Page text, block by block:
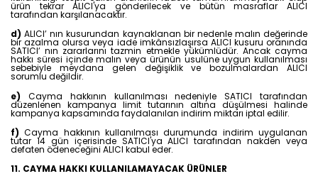
ürün tekrar ALICI'ya gönderilecek ve bütün masraflar ALICI
tarafından karşılanacaktır.
d) ALICI’ nın kusurundan kaynaklanan bir nedenle malın değerinde
bir azalma olursa veya iade imkânsızlaşırsa ALICI kusuru oranında
SATICI’ nın zararlarını tazmin etmekle yükümlüdür. Ancak cayma
hakkı süresi içinde malın veya ürünün usulüne uygun kullanılması
sebebiyle meydana gelen değişiklik ve bozulmalardan ALICI
sorumlu değildir.
e) Cayma hakkının kullanılması nedeniyle SATICI tarafından
düzenlenen kampanya limit tutarının altına düşülmesi halinde
kampanya kapsamında faydalanılan indirim miktarı iptal edilir.
f)Cayma hakkının kullanılması durumunda indirim uygulanan
tutar 14 gün içerisinde SATICI'ya ALICI tarafından nakden veya
defaten ödeneceğini ALICI kabul eder.
11. CAYMA HAKKI KULLANILAMAYACAK ÜRÜNLER